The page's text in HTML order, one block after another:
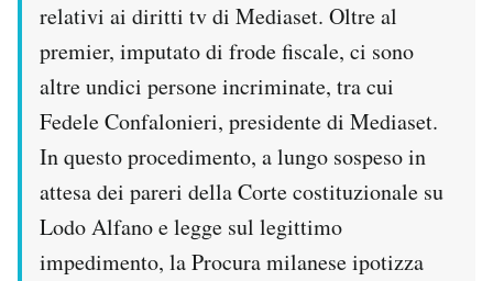
Newsletter
Notifiche mobile
Hai bisogno di aiuto?
Esci
relativi ai diritti tv di Mediaset. Oltre al
premier, imputato di frode fiscale, ci sono
altre undici persone incriminate, tra cui
Fedele Confalonieri, presidente di Mediaset.
In questo procedimento, a lungo sospeso in
attesa dei pareri della Corte costituzionale su
Lodo Alfano e legge sul legittimo
impedimento, la Procura milanese ipotizza